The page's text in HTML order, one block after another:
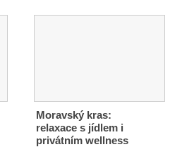
Moravský kras:
relaxace s jídlem i
privátním wellness